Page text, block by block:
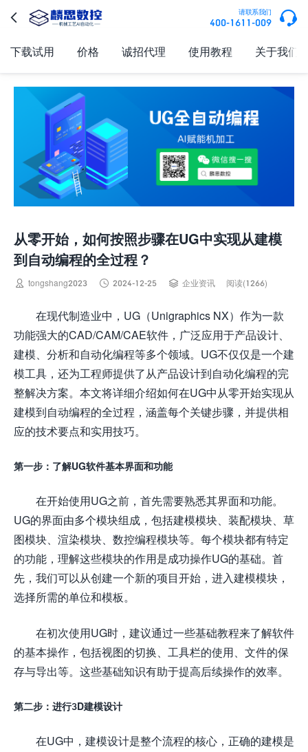
 请联系我们
400-1611-009 
下载试用 价格 诚招代理 使用教程 关于我们
从零开始，如何按照步骤在UG中实现从建模
到自动编程的全过程？
 tongshang2023  2024-12-25  企业资讯 阅读(1266)
在现代制造业中，UG（Unigraphics NX）作为一款
功能强大的CAD/CAM/CAE软件，广泛应用于产品设计、
建模、分析和自动化编程等多个领域。UG不仅仅是一个建
模工具，还为工程师提供了从产品设计到自动化编程的完
整解决方案。本文将详细介绍如何在UG中从零开始实现从
建模到自动编程的全过程，涵盖每个关键步骤，并提供相
应的技术要点和实用技巧。
第一步：了解UG软件基本界面和功能
在开始使用UG之前，首先需要熟悉其界面和功能。
UG的界面由多个模块组成，包括建模模块、装配模块、草
图模块、渲染模块、数控编程模块等。每个模块都有特定
的功能，理解这些模块的作用是成功操作UG的基础。首
先，我们可以从创建一个新的项目开始，进入建模模块，
选择所需的单位和模板。
在初次使用UG时，建议通过一些基础教程来了解软件
的基本操作，包括视图的切换、工具栏的使用、文件的保
存与导出等。这些基础知识有助于提高后续操作的效率。
第二步：进行3D建模设计
在UG中，建模设计是整个流程的核心，正确的建模是